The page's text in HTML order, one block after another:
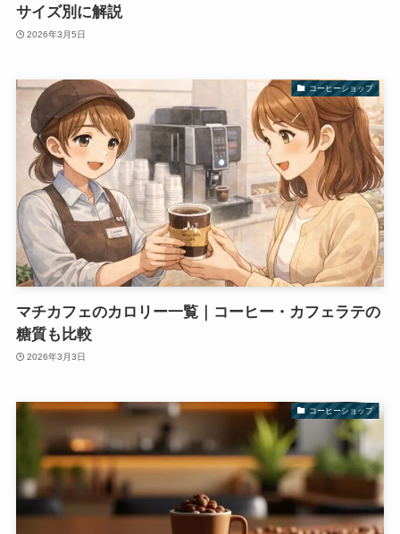
サイズ別に解説
2026年3月5日
コーヒーショップ
マチカフェのカロリー一覧｜コーヒー・カフェラテの
糖質も比較
2026年3月3日
コーヒーショップ